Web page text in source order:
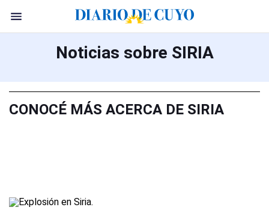
Noticias sobre SIRIA
CONOCÉ MÁS ACERCA DE SIRIA